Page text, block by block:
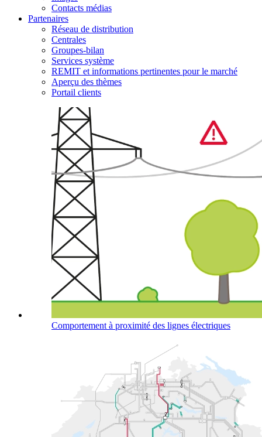
Contacts médias
Partenaires
Réseau de distribution
Centrales
Groupes-bilan
Services système
REMIT et informations pertinentes pour le marché
Aperçu des thèmes
Portail clients
Comportement à proximité des lignes électriques